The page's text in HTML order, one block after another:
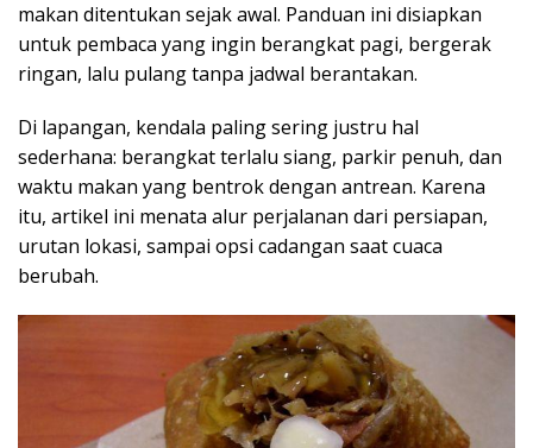
makan ditentukan sejak awal. Panduan ini disiapkan
untuk pembaca yang ingin berangkat pagi, bergerak
ringan, lalu pulang tanpa jadwal berantakan.
Di lapangan, kendala paling sering justru hal
sederhana: berangkat terlalu siang, parkir penuh, dan
waktu makan yang bentrok dengan antrean. Karena
itu, artikel ini menata alur perjalanan dari persiapan,
urutan lokasi, sampai opsi cadangan saat cuaca
berubah.